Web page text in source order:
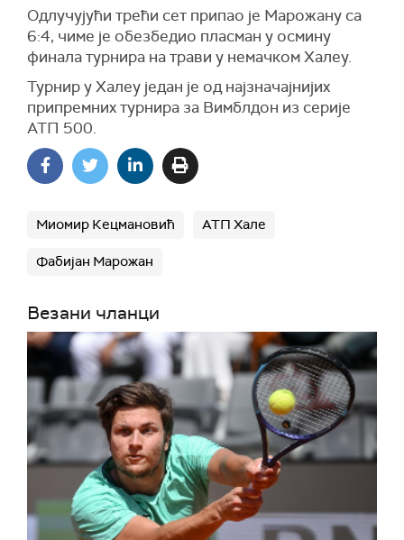
Одлучујући трећи сет припао је Марожану са
6:4, чиме је обезбедио пласман у осмину
финала турнира на трави у немачком Халеу.
Турнир у Халеу један је од најзначајнијих
припремних турнира за Вимблдон из серије
АТП 500.
Миомир Кецмановић АТП Хале
Фабијан Марожан
Везани чланци